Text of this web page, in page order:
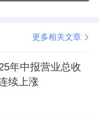
更多相关文章
年中报营业总收
续上涨